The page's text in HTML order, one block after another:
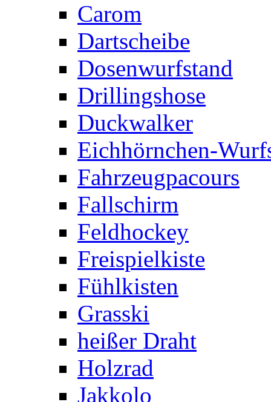
Carom
Dartscheibe
Dosenwurfstand
Drillingshose
Duckwalker
Eichhörnchen-
Fahrzeugpacours
Fallschirm
Feldhockey
Freispielkiste
Fühlkisten
Grasski
heißer Draht
Holzrad
Jakkolo